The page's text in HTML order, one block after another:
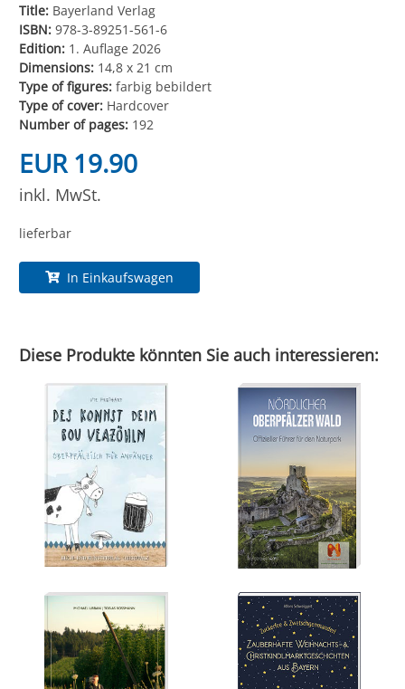
Title: Bayerland Verlag
ISBN: 978-3-89251-561-6
Edition: 1. Auflage 2026
Dimensions: 14,8 x 21 cm
Type of figures: farbig bebildert
Type of cover: Hardcover
Number of pages: 192
EUR 19.90
inkl. MwSt.
lieferbar
In Einkaufswagen
Diese Produkte könnten Sie auch interessieren: